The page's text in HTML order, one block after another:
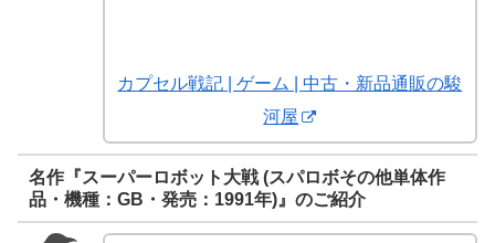
カプセル戦記 | ゲーム | 中古・新品通販の駿
河屋
名作『スーパーロボット大戦 (スパロボその他単体作
品・機種：GB・発売：1991年)』のご紹介